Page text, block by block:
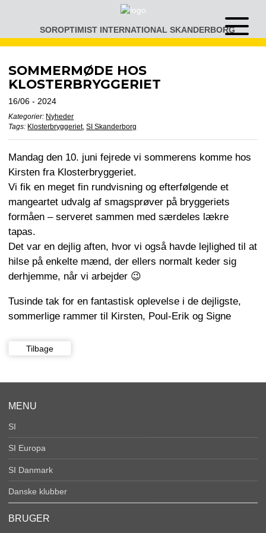
SOROPTIMIST INTERNATIONAL SKANDERBORGÅben
eller
luk
SOMMERMØDE HOS
KLOSTERBRYGGERIET
16/06 - 2024
Kategorier: Nyheder
Tags: Klosterbryggeriet,SI Skanderborg
Mandag den 10. juni fejrede vi sommerens komme hos
Kirsten fra Klosterbryggeriet.
Vi fik en meget fin rundvisning og efterfølgende et
mangeartet udvalg af smagsprøver på bryggeriets
formåen – serveret sammen med særdeles lækre
tapas.
Det var en dejlig aften, hvor vi også havde lejlighed til at
hilse på enkelte mænd, der ellers normalt keder sig
derhjemme, når vi arbejder 😉
Tusinde tak for en fantastisk oplevelse i de dejligste,
sommerlige rammer til Kirsten, Poul-Erik og Signe
Tilbage
MENU
SI
SI Europa
SI Danmark
Danske klubber
BRUGER